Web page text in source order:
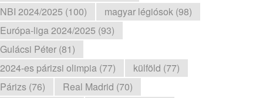
NBI 2024/2025 (100)
magyar légiósok (98)
Európa-liga 2024/2025 (93)
Gulácsi Péter (81)
2024-es párizsi olimpia (77)
külföld (77)
Párizs (76)
Real Madrid (70)